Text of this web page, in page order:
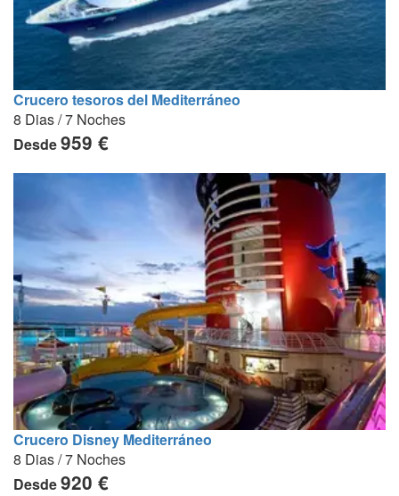
Crucero tesoros del Mediterráneo
8 Dias / 7 Noches
Desde959 €
Crucero Disney Mediterráneo
8 Dias / 7 Noches
Desde920 €